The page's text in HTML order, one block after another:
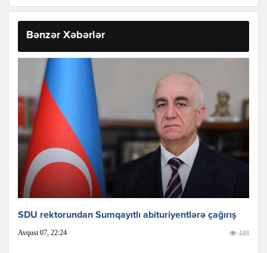
Bənzər Xəbərlər
SDU rektorundan Sumqayıtlı abituriyentlərə çağırış
Avqust 07, 22:24 448